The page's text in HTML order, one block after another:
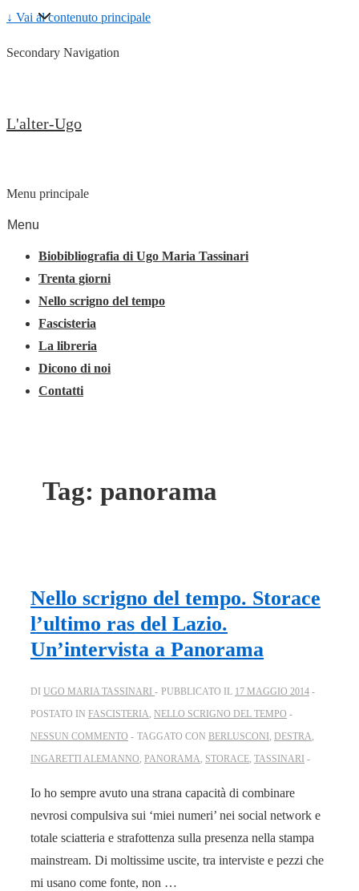
↓ Vai al contenuto principale
Secondary Navigation
L'alter-Ugo
Menu principale
Menu
Biobibliografia di Ugo Maria Tassinari
Trenta giorni
Nello scrigno del tempo
Fascisteria
La libreria
Dicono di noi
Contatti
Tag: panorama
Nello scrigno del tempo. Storace
l’ultimo ras del Lazio.
Un’intervista a Panorama
DI UGO MARIA TASSINARI PUBBLICATO IL 17 MAGGIO 2014
POSTATO IN FASCISTERIA, NELLO SCRIGNO DEL TEMPO
NESSUN COMMENTO
TAGGATO CON BERLUSCONI , DESTRA,
INGARETTI ALEMANNO, PANORAMA, STORACE, TASSINARI
Io ho sempre avuto una strana capacità di combinare
nevrosi compulsiva sui ‘miei numeri’ nei social network e
totale sciatteria e strafottenza sulla presenza nella stampa
mainstream. Di moltissime uscite, tra interviste e pezzi che
mi usano come fonte, non …